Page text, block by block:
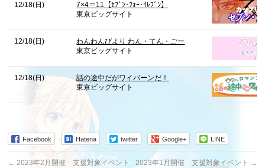
12/18(日)
7×4＝11【ｾﾌﾞﾝ･ﾌｫｰ･ｲﾚﾌﾞﾝ】
東京ビッグサイト
12/18(日)
わんわんびより わん・てん・ごー
東京ビッグサイト
12/18(日)
話の途中だがワイバーンだ！
東京ビッグサイト
Facebook Hatena twitter Google+ LINE
← 2023年2月開催 支援対象イベント 2023年1月開催 支援対象イベント →